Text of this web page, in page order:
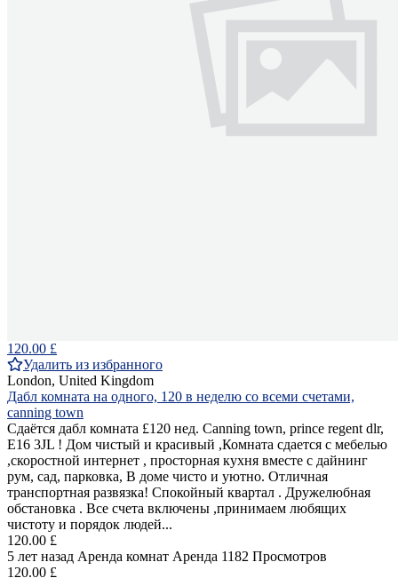
120.00 £
Удалить из избранного
London, United Kingdom
Дабл комната на одного, 120 в неделю со всеми счетами,
canning town
Сдаётся дабл комната £120 нед. Canning town, prince regent dlr,
E16 3JL ! Дом чистый и красивый ,Комната сдается с мебелью
,скоростной интернет , просторная кухня вместе с дайнинг
рум, сад, парковка, В доме чисто и уютно. Отличная
транспортная развязка! Спокойный квартал . Дружелюбная
обстановка . Все счета включены ,принимаем любящих
чистоту и порядок людей...
120.00 £
5 лет назад Аренда комнат Аренда 1182 Просмотров
120.00 £